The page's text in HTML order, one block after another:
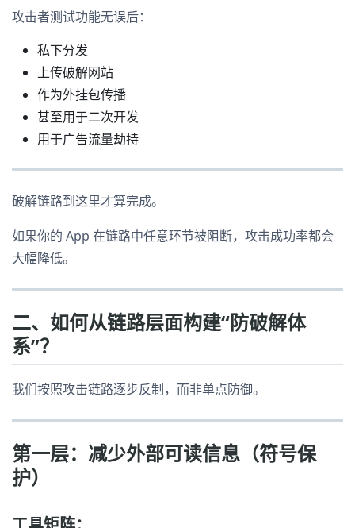
攻击者测试功能无误后：
私下分发
上传破解网站
作为外挂包传播
甚至用于二次开发
用于广告流量劫持
破解链路到这里才算完成。
如果你的 App 在链路中任意环节被阻断，攻击成功率都会
大幅降低。
二、如何从链路层面构建“防破解体
系”？
我们按照攻击链路逐步反制，而非单点防御。
第一层：减少外部可读信息（符号保
护）